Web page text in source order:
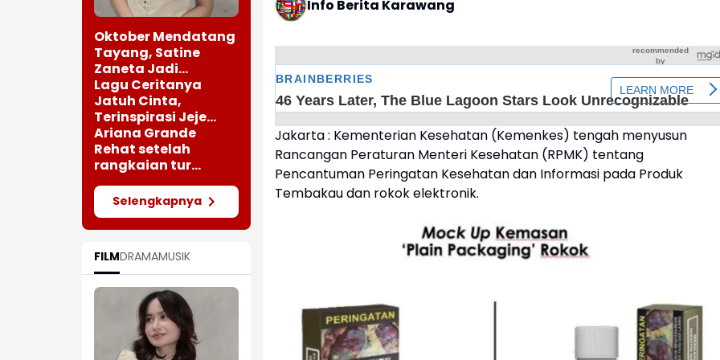
Oktober Mendatang
Tayang, Satine
Zaneta Jadi
Pemeran Utama Film
Siti Si Vampir
Lagu Ceritanya
Jatuh Cinta,
Terinspirasi Jeje
saat Bertemu
Perempuan Cantik
Ariana Grande
Rehat setelah
rangkaian tur
"Eternal Sunshine"
Selengkapnya
FILMDRAMAMUSIK
Info Berita Karawang
Jakarta : Kementerian Kesehatan (Kemenkes) tengah menyusun
Rancangan Peraturan Menteri Kesehatan (RPMK) tentang
Pencantuman Peringatan Kesehatan dan Informasi pada Produk
Tembakau dan rokok elektronik.